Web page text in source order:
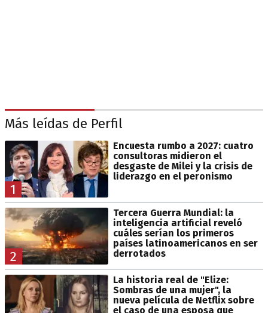
Más leídas de Perfil
1
Encuesta rumbo a 2027: cuatro
consultoras midieron el
desgaste de Milei y la crisis de
liderazgo en el peronismo
2
Tercera Guerra Mundial: la
inteligencia artificial reveló
cuáles serían los primeros
países latinoamericanos en ser
derrotados
La historia real de "Elize:
Sombras de una mujer", la
nueva película de Netflix sobre
el caso de una esposa que